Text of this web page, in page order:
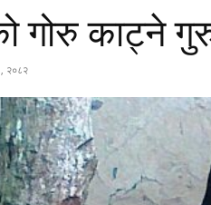
गोरु काट्ने
२०८२